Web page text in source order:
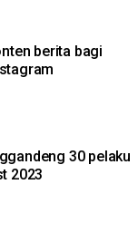
berita bagi
30 pelaku
2023